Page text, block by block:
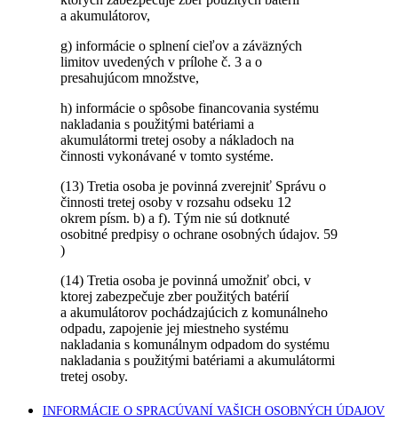
a akumulátorov,
g) informácie o splnení cieľov a záväzných
limitov uvedených v prílohe č. 3 a o
presahujúcom množstve,
h) informácie o spôsobe financovania systému
nakladania s použitými batériami a
akumulátormi tretej osoby a nákladoch na
činnosti vykonávané v tomto systéme.
(13) Tretia osoba je povinná zverejniť Správu o
činnosti tretej osoby v rozsahu odseku 12
okrem písm. b) a f). Tým nie sú dotknuté
osobitné predpisy o ochrane osobných údajov. 59
)
(14) Tretia osoba je povinná umožniť obci, v
ktorej zabezpečuje zber použitých batérií
a akumulátorov pochádzajúcich z komunálneho
odpadu, zapojenie jej miestneho systému
nakladania s komunálnym odpadom do systému
nakladania s použitými batériami a akumulátormi
tretej osoby.
INFORMÁCIE O SPRACÚVANÍ VAŠICH OSOBNÝCH ÚDAJOV